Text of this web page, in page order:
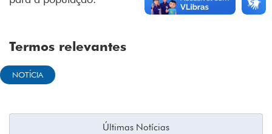
Termos relevantes
NOTÍCIA
Últimas Notícias